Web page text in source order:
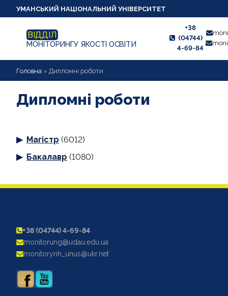
УМАНСЬКИЙ НАЦІОНАЛЬНИЙ УНІВЕРСИТЕТ
ВІДДІЛ
МОНІТОРИНГУ ЯКОСТІ ОСВІТИ
+38
(04744)
4-69-84
НОВИНИ
ПРО ВІДДІЛ
ВИКЛАДАЧУ
АНКЕТУВАННЯ
ДИПЛОМНІ РОБОТИ
АКРЕДИТАЦІЙНІ ЕКСПЕРТИЗИ
АКАДЕМІЧНА ДОБРОЧЕСНІСТЬ
Головна » Дипломні роботи
Дипломні роботи
Магістр (6012)
Бакалавр (1080)
+38 (04744) 4-69-84
monitorung@udau.edu.ua
monitorynh_unus@ukr.net